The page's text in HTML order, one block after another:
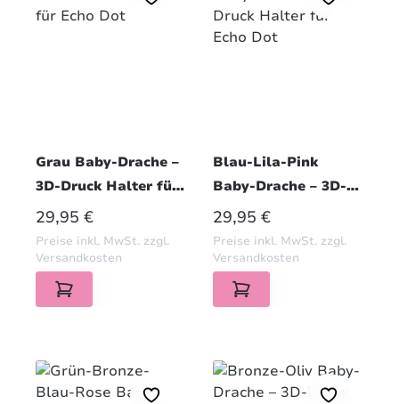
Grau Baby-Drache –
3D-Druck Halter für
Echo Dot
REGULÄRER PREIS:
29,95 €
Preise inkl. MwSt. zzgl.
Versandkosten
Blau-Lila-Pink
Baby-Drache – 3D-
Druck Halter für
Echo Dot
REGULÄRER PREIS:
29,95 €
Preise inkl. MwSt. zzgl.
Versandkosten